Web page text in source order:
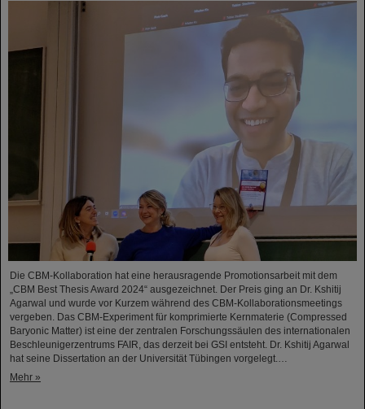
Die CBM-Kollaboration hat eine herausragende Promotionsarbeit mit dem
„CBM Best Thesis Award 2024“ ausgezeichnet. Der Preis ging an Dr. Kshitij
Agarwal und wurde vor Kurzem während des CBM-Kollaborationsmeetings
vergeben. Das CBM-Experiment für komprimierte Kernmaterie (Compressed
Baryonic Matter) ist eine der zentralen Forschungssäulen des internationalen
Beschleunigerzentrums FAIR, das derzeit bei GSI entsteht. Dr. Kshitij Agarwal
hat seine Dissertation an der Universität Tübingen vorgelegt.…
Mehr »